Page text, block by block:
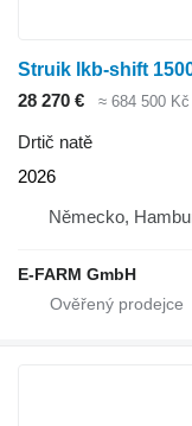
Struik lkb-shift
28 270 €
≈ 684 500 Kč
Drtič natě
2026
Německo,
E-FARM GmbH